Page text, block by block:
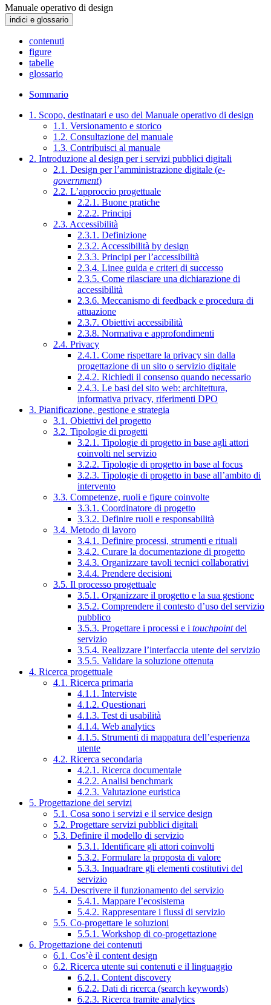
Manuale operativo di design
indici e glossario
contenuti
figure
tabelle
glossario
Sommario
1. Scopo, destinatari e uso del Manuale operativo di design
1.1. Versionamento e storico
1.2. Consultazione del manuale
1.3. Contribuisci al manuale
2. Introduzione al design per i servizi pubblici digitali
2.1. Design per l’amministrazione digitale (e-
government)
2.2. L’approccio progettuale
2.2.1. Buone pratiche
2.2.2. Principi
2.3. Accessibilità
2.3.1. Definizione
2.3.2. Accessibilità by design
2.3.3. Principi per l’accessibilità
2.3.4. Linee guida e criteri di successo
2.3.5. Come rilasciare una dichiarazione di
accessibilità
2.3.6. Meccanismo di feedback e procedura di
attuazione
2.3.7. Obiettivi accessibilità
2.3.8. Normativa e approfondimenti
2.4. Privacy
2.4.1. Come rispettare la privacy sin dalla
progettazione di un sito o servizio digitale
2.4.2. Richiedi il consenso quando necessario
2.4.3. Le basi del sito web: architettura,
informativa privacy, riferimenti DPO
3. Pianificazione, gestione e strategia
3.1. Obiettivi del progetto
3.2. Tipologie di progetti
3.2.1. Tipologie di progetto in base agli attori
coinvolti nel servizio
3.2.2. Tipologie di progetto in base al focus
3.2.3. Tipologie di progetto in base all’ambito di
intervento
3.3. Competenze, ruoli e figure coinvolte
3.3.1. Coordinatore di progetto
3.3.2. Definire ruoli e responsabilità
3.4. Metodo di lavoro
3.4.1. Definire processi, strumenti e rituali
3.4.2. Curare la documentazione di progetto
3.4.3. Organizzare tavoli tecnici collaborativi
3.4.4. Prendere decisioni
3.5. Il processo progettuale
3.5.1. Organizzare il progetto e la sua gestione
3.5.2. Comprendere il contesto d’uso del servizio
pubblico
3.5.3. Progettare i processi e i touchpointdel
servizio
3.5.4. Realizzare l’interfaccia utente del servizio
3.5.5. Validare la soluzione ottenuta
4. Ricerca progettuale
4.1. Ricerca primaria
4.1.1. Interviste
4.1.2. Questionari
4.1.3. Test di usabilità
4.1.4. Web analytics
4.1.5. Strumenti di mappatura dell’esperienza
utente
4.2. Ricerca secondaria
4.2.1. Ricerca documentale
4.2.2. Analisi benchmark
4.2.3. Valutazione euristica
5. Progettazione dei servizi
5.1. Cosa sono i servizi e il service design
5.2. Progettare servizi pubblici digitali
5.3. Definire il modello di servizio
5.3.1. Identificare gli attori coinvolti
5.3.2. Formulare la proposta di valore
5.3.3. Inquadrare gli elementi costitutivi del
servizio
5.4. Descrivere il funzionamento del servizio
5.4.1. Mappare l’ecosistema
5.4.2. Rappresentare i flussi di servizio
5.5. Co-progettare le soluzioni
5.5.1. Workshop di co-progettazione
6. Progettazione dei contenuti
6.1. Cos’è il content design
6.2. Ricerca utente sui contenuti e il linguaggio
6.2.1. Content discovery
6.2.2. Dati di ricerca (search keywords)
6.2.3. Ricerca tramite analytics